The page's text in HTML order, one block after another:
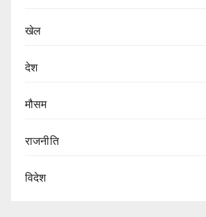
खेल
देश
मौसम
राजनीति
विदेश